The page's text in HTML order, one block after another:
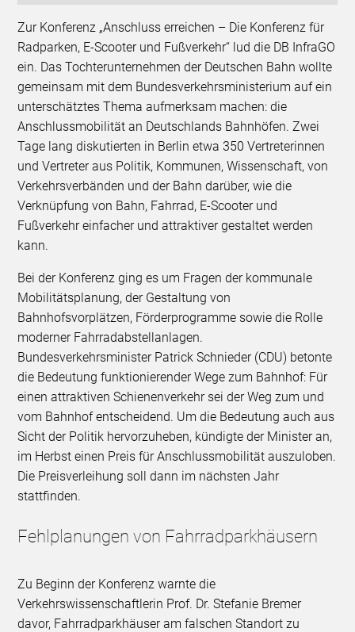
Zur Konferenz „Anschluss erreichen – Die Konferenz für
Radparken, E-Scooter und Fußverkehr“ lud die DB InfraGO
ein. Das Tochterunternehmen der Deutschen Bahn wollte
gemeinsam mit dem Bundesverkehrsministerium auf ein
unterschätztes Thema aufmerksam machen: die
Anschlussmobilität an Deutschlands Bahnhöfen. Zwei
Tage lang diskutierten in Berlin etwa 350 Vertreterinnen
und Vertreter aus Politik, Kommunen, Wissenschaft, von
Verkehrsverbänden und der Bahn darüber, wie die
Verknüpfung von Bahn, Fahrrad, E-Scooter und
Fußverkehr einfacher und attraktiver gestaltet werden
kann.
Bei der Konferenz ging es um Fragen der kommunale
Mobilitätsplanung, der Gestaltung von
Bahnhofsvorplätzen, Förderprogramme sowie die Rolle
moderner Fahrradabstellanlagen.
Bundesverkehrsminister Patrick Schnieder (CDU) betonte
die Bedeutung funktionierender Wege zum Bahnhof: Für
einen attraktiven Schienenverkehr sei der Weg zum und
vom Bahnhof entscheidend. Um die Bedeutung auch aus
Sicht der Politik hervorzuheben, kündigte der Minister an,
im Herbst einen Preis für Anschlussmobilität auszuloben.
Die Preisverleihung soll dann im nächsten Jahr
stattfinden.
Fehlplanungen von Fahrradparkhäusern
Zu Beginn der Konferenz warnte die
Verkehrswissenschaftlerin Prof. Dr. Stefanie Bremer
davor, Fahrradparkhäuser am falschen Standort zu